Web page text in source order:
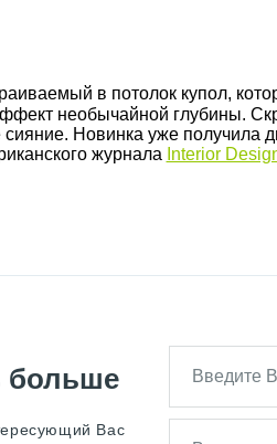
в потолок купол,
необычайной глубины.
сияние. Новинка уже получила
журнала Interior
больше
Вас